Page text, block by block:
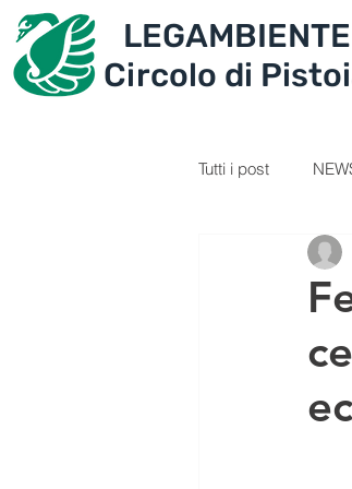
LEGAMBIENTE
Circolo di
Tutti i post
SEZIONE
PERCORSI
IL TESORO